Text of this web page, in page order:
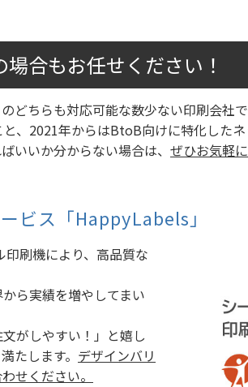
合もお任せください！
どちらも対応可能な数少ない印刷会社
、2021年からはBtoB向けに特化した
いいか分からない場合は、 ぜひお気軽
ビス「HappyLabels」
刷機により、高品質な
ら実績を増やしてまい
文がしやすい！」と嬉し
たします。 デザインバリ
せください。